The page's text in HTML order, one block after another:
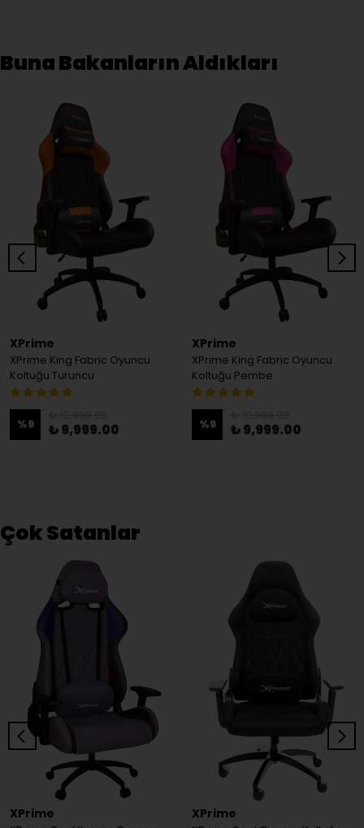
Buna Bakanların Aldıkları
XPrime
XPrime King Fabric Oyuncu
Koltuğu Turuncu
%9 ₺ 9,999.00
XPrime
XPrime King Fabric Oyuncu
Koltuğu Pembe
%9 ₺ 9,999.00
Çok Satanlar
XPrime XPrime